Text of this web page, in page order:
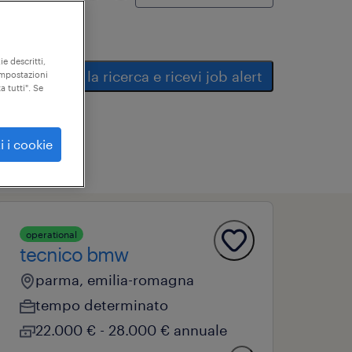
salva la ricerca e ricevi job alert
operational
tecnico bmw
parma, emilia-romagna
tempo determinato
22.000 € - 28.000 € annuale
descritti,
tutti". Se
i cookie